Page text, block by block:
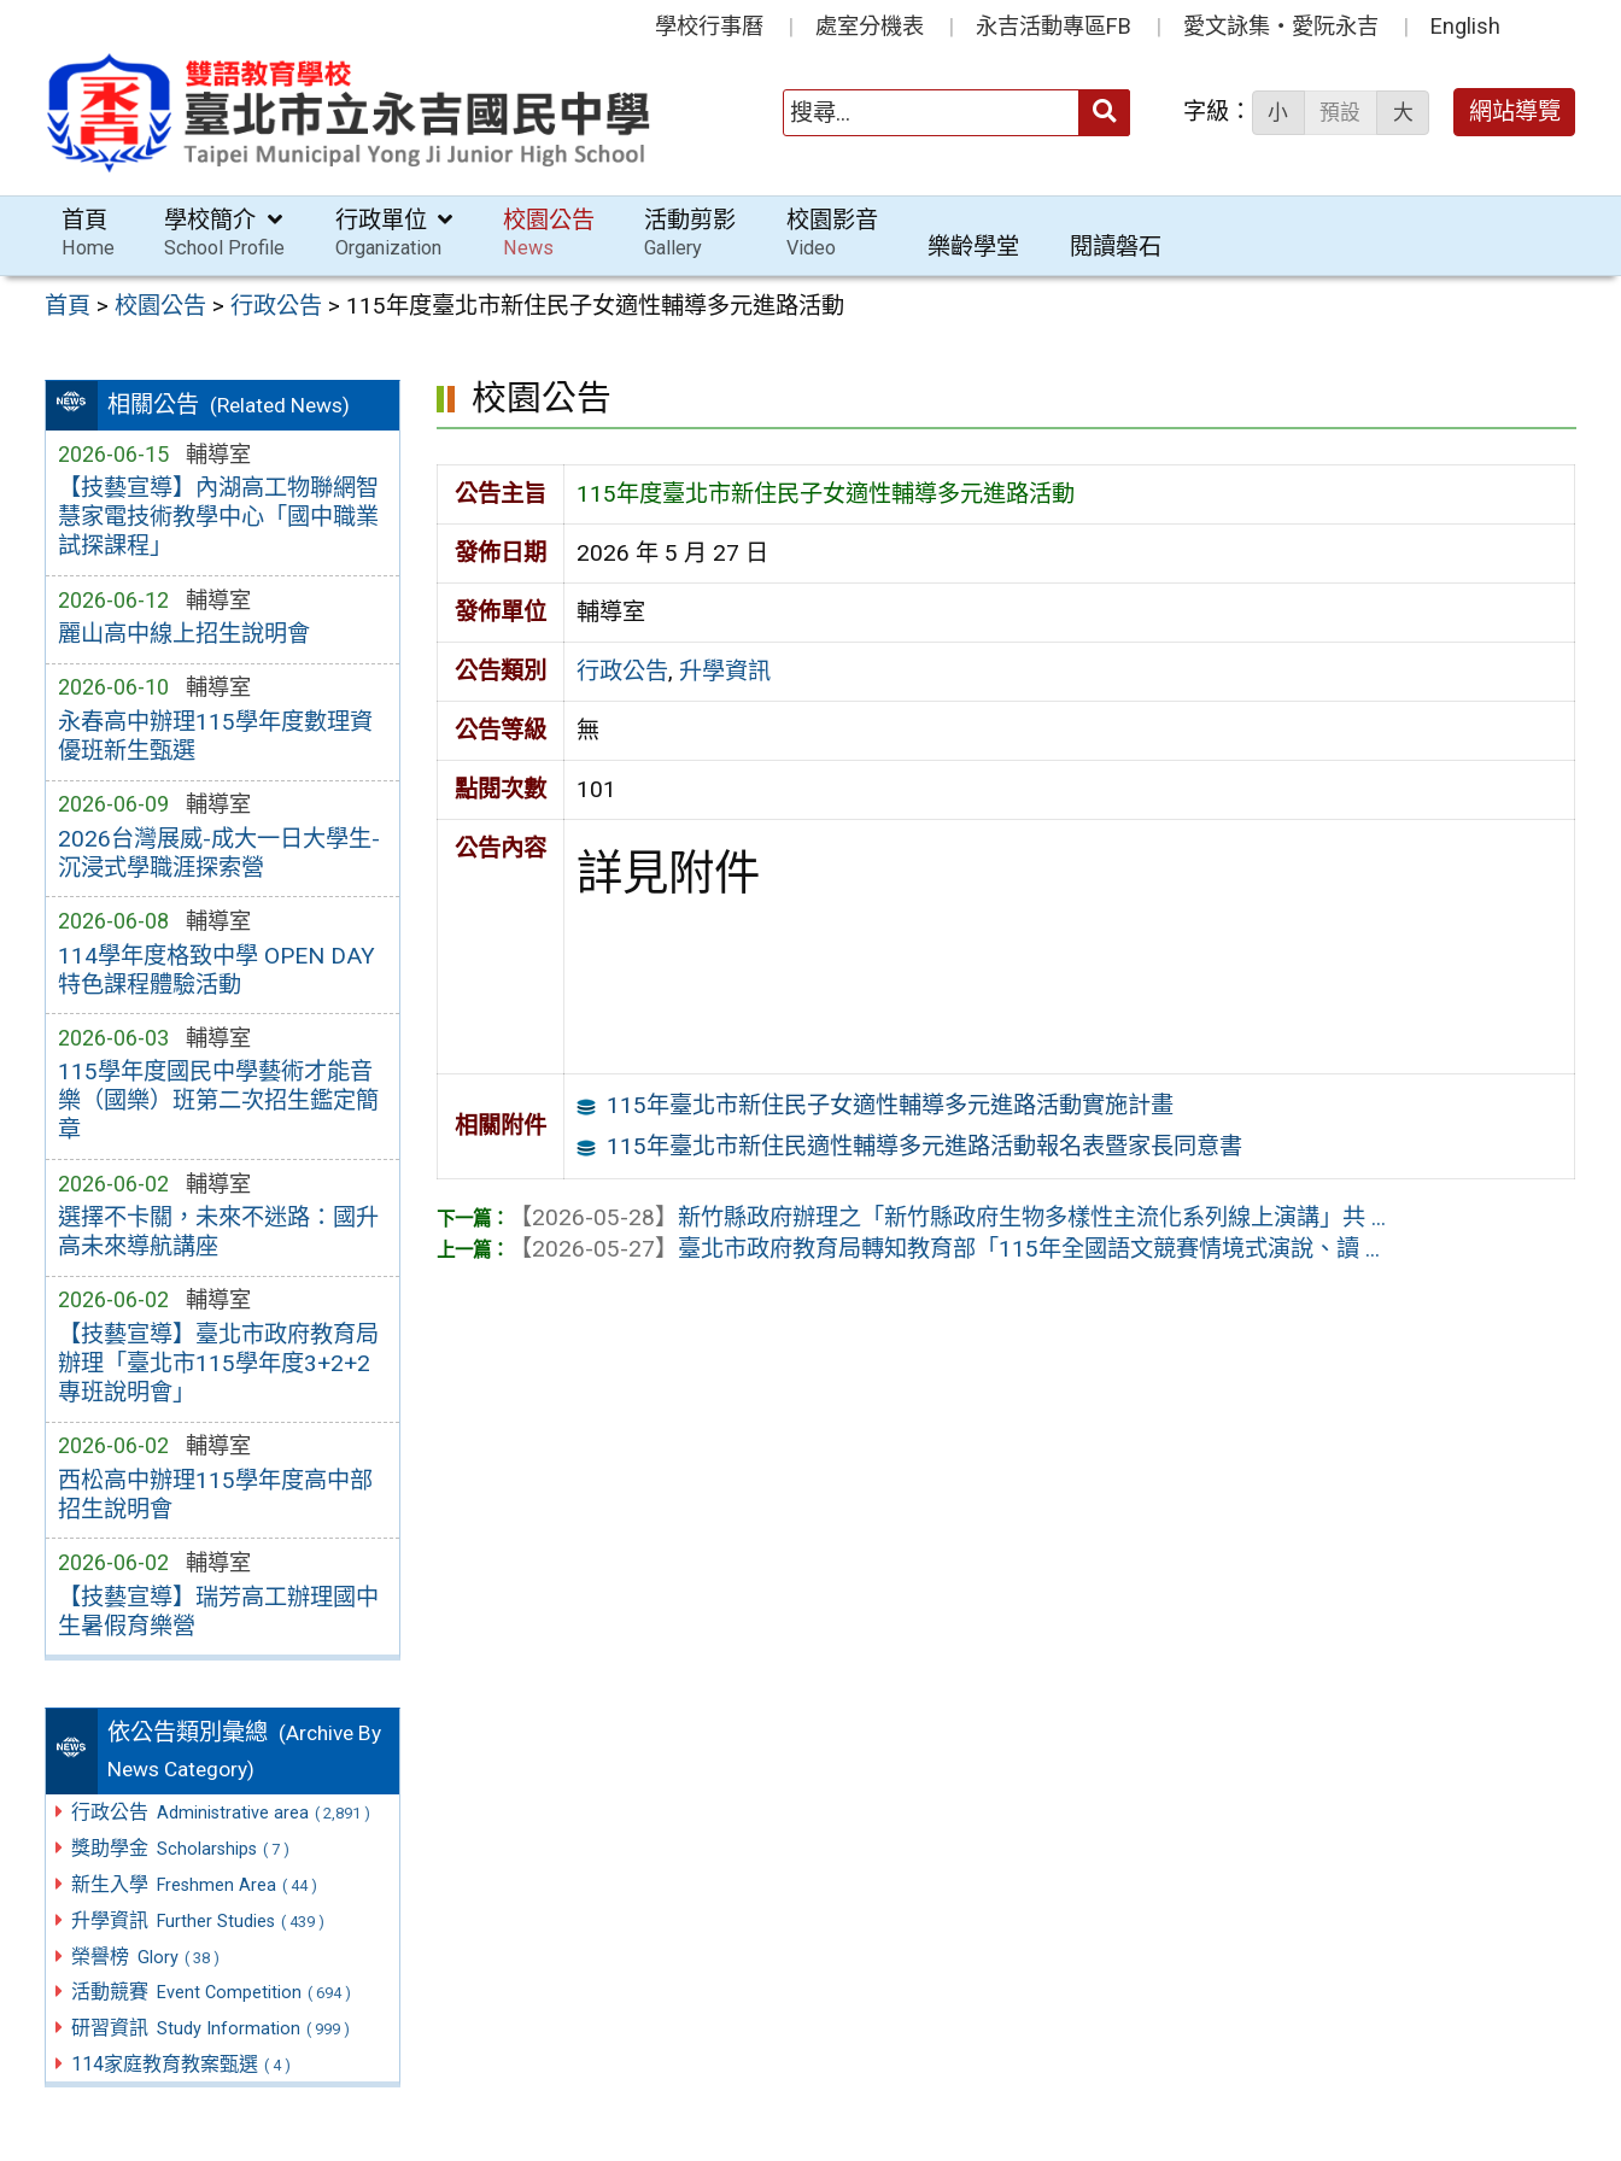
容
學校行事曆 處室分機表 永吉活動專區FB 愛文詠集‧愛阮永吉 English
送出 字級： 小 預設 大 網站導覽
首頁
Home
學校簡介
School Profile
行政單位
Organization
校園公告
News
活動剪影
Gallery
校園影音
Video 樂齡學堂 閱讀磐石
首頁 >校園公告 >行政公告 > 115年度臺北市新住民子女適性輔導多元進路活動
相關公告 (Related News)
2026-06-15 輔導室
【技藝宣導】內湖高工物聯網智
慧家電技術教學中心「國中職業
試探課程」
2026-06-12 輔導室
麗山高中線上招生說明會
2026-06-10 輔導室
永春高中辦理115學年度數理資
優班新生甄選
2026-06-09 輔導室
2026台灣展威-成大一日大學生-
沉浸式學職涯探索營
2026-06-08 輔導室
114學年度格致中學 OPEN DAY
特色課程體驗活動
2026-06-03 輔導室
115學年度國民中學藝術才能音
樂（國樂）班第二次招生鑑定簡
章
2026-06-02 輔導室
選擇不卡關，未來不迷路：國升
高未來導航講座
2026-06-02 輔導室
【技藝宣導】臺北市政府教育局
辦理「臺北市115學年度3+2+2
專班說明會」
2026-06-02 輔導室
西松高中辦理115學年度高中部
招生說明會
2026-06-02 輔導室
【技藝宣導】瑞芳高工辦理國中
生暑假育樂營
依公告類別彙總 (Archive By
News Category)
行政公告 Administrative area ( 2,891 )
獎助學金 Scholarships ( 7 )
新生入學 Freshmen Area ( 44 )
升學資訊 Further Studies ( 439 )
榮譽榜 Glory ( 38 )
活動競賽 Event Competition ( 694 )
研習資訊 Study Information ( 999 )
114家庭教育教案甄選 ( 4 )
校園公告
公告主旨 115年度臺北市新住民子女適性輔導多元進路活動
發佈日期 2026 年 5 月 27 日
發佈單位 輔導室
公告類別 行政公告, 升學資訊
公告等級 無
點閱次數 101
公告內容 詳見附件
相關附件
115年臺北市新住民子女適性輔導多元進路活動實施計畫
115年臺北市新住民適性輔導多元進路活動報名表暨家長同意書
【2026-05-28】新竹縣政府辦理之「新竹縣政府生物多樣性主流化系列線上演講」共 ...
【2026-05-27】 臺北市政府教育局轉知教育部「115年全國語文競賽情境式演說、讀 ...